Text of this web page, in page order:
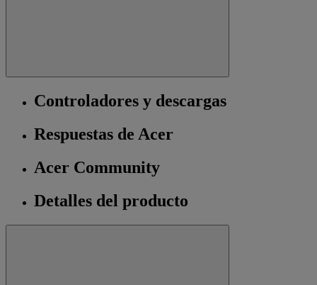
Controladores y descargas
Respuestas de Acer
Acer Community
Detalles del producto